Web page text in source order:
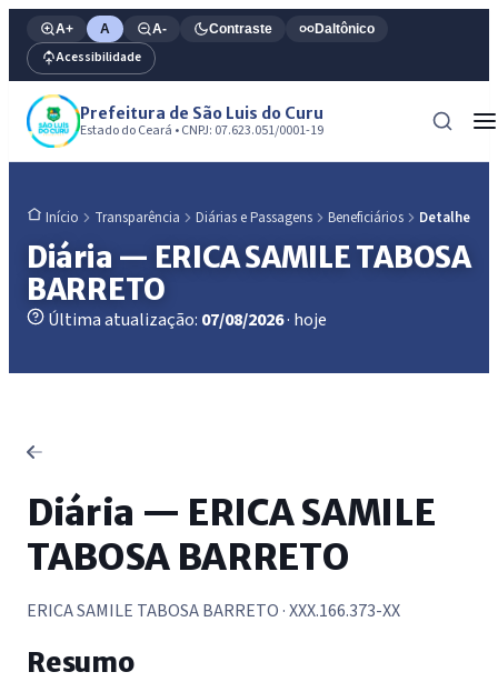
A+ A A- Contraste Daltônico
Acessibilidade
Prefeitura de São Luis do Curu
Estado do Ceará • CNPJ: 07.623.051/0001-19
Início Transparência Diárias e Passagens Beneficiários Detalhe
Diária — ERICA SAMILE TABOSA
BARRETO
Última atualização: 07/08/2026· hoje
Diária — ERICA SAMILE
TABOSA BARRETO
ERICA SAMILE TABOSA BARRETO · XXX.166.373-XX
Resumo